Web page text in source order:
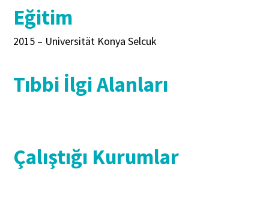
Eğitim
2015 – Universität Konya Selcuk
Çalıştığı Kurumlar
Tıbbi İlgi Alanları